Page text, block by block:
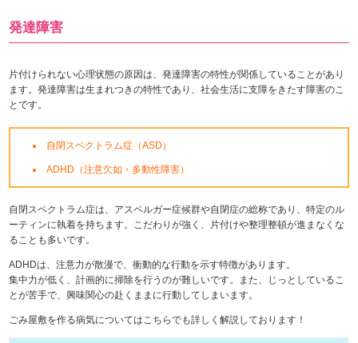
発達障害
片付けられない心理状態の原因は、発達障害の特性が関係していることがあり
ます。発達障害は生まれつきの特性であり、社会生活に支障をきたす障害のこ
とです。
自閉スペクトラム症（ASD）
ADHD（注意欠如・多動性障害）
自閉スペクトラム症は、アスペルガー症候群や自閉症の総称であり、特定のル
ーティンに執着を持ちます。こだわりが強く、片付けや整理整頓が進まなくな
ることも多いです。
ADHDは、注意力が散漫で、衝動的な行動を示す特徴があります。
集中力が低く、計画的に掃除を行うのが難しいです。また、じっとしているこ
とが苦手で、興味関心の赴くままに行動してしまいます。
ごみ屋敷を作る病気についてはこちらでも詳しく解説しております！